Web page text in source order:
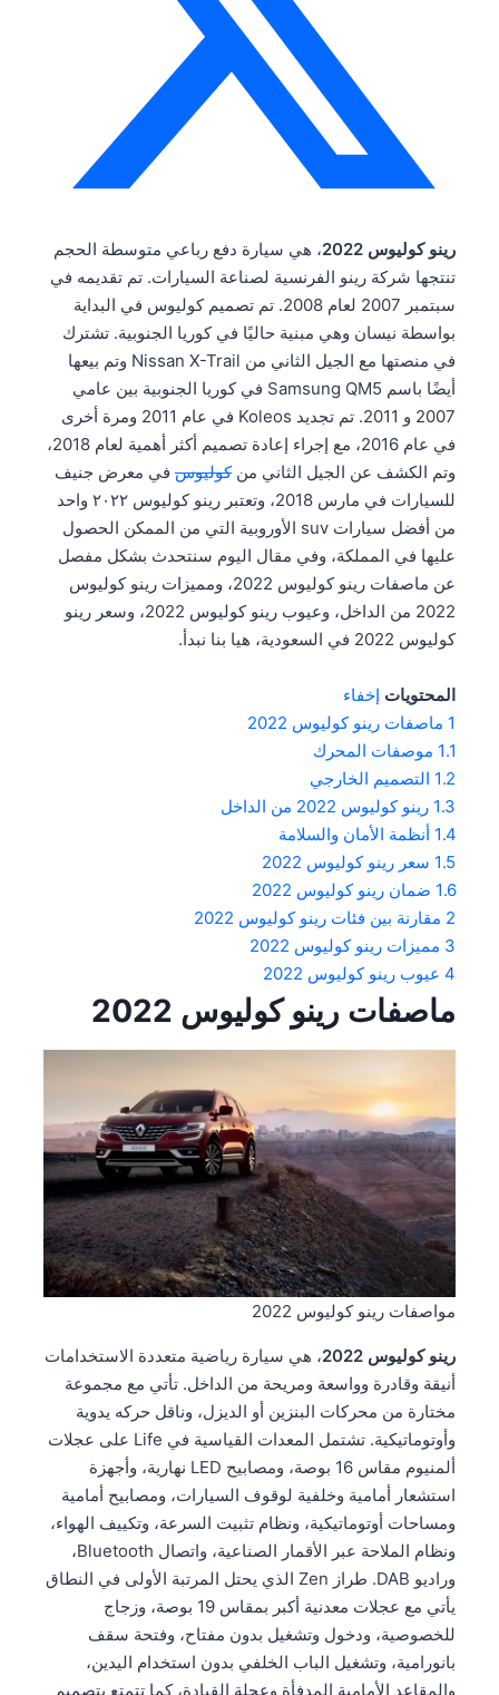
رينو كوليوس 2022
، هي سيارة دفع رباعي متوسطة الحجم
تنتجها شركة رينو الفرنسية لصناعة السيارات. تم تقديمه في
سبتمبر 2007 لعام 2008. تم تصميم كوليوس في البداية
بواسطة نيسان وهي مبنية حاليًا في كوريا الجنوبية. تشترك
في منصتها مع الجيل الثاني من Nissan X-Trail وتم بيعها
أيضًا باسم Samsung QM5 في كوريا الجنوبية بين عامي
2007 و 2011. تم تجديد Koleos في عام 2011 ومرة ​​أخرى
في عام 2016، مع إجراء إعادة تصميم أكثر أهمية لعام 2018،
وتم الكشف عن الجيل الثاني منكوليوس في معرض جنيف
للسيارات في مارس 2018، وتعتبر رينو كوليوس ٢٠٢٢ واحد
من أفضل سيارات suv الأوروبية التي من الممكن الحصول
عليها في المملكة، وفي مقال اليوم سنتحدث بشكل مفصل
عن ماصفات رينو كوليوس 2022، ومميزات رينو كوليوس
2022 من الداخل، وعيوب رينو كوليوس 2022، وسعر رينو
كوليوس 2022 في السعودية، هيا بنا نبدأ.
المحتويات إخفاء
1 ماصفات رينو كوليوس 2022
1.1 موصفات المحرك
1.2 التصميم الخارجي
1.3 رينو كوليوس 2022 من الداخل
1.4 أنظمة الأمان والسلامة
1.5 سعر رينو كوليوس 2022
1.6 ضمان رينو كوليوس 2022
2 مقارنة بين فئات رينو كوليوس 2022
3 مميزات رينو كوليوس 2022
4 عيوب رينو كوليوس 2022
ماصفات رينو كوليوس 2022
مواصفات رينو كوليوس 2022
رينو كوليوس 2022
، هي سيارة رياضية متعددة الاستخدامات
أنيقة وقادرة وواسعة ومريحة من الداخل. تأتي مع مجموعة
مختارة من محركات البنزين أو الديزل، وناقل حركه يدوية
وأوتوماتيكية. تشتمل المعدات القياسية في Life على عجلات
ألمنيوم مقاس 16 بوصة، ومصابيح LED نهارية، وأجهزة
استشعار أمامية وخلفية لوقوف السيارات، ومصابيح أمامية
ومساحات أوتوماتيكية، ونظام تثبيت السرعة، وتكييف الهواء،
ونظام الملاحة عبر الأقمار الصناعية، واتصال Bluetooth،
وراديو DAB. طراز Zen الذي يحتل المرتبة الأولى في النطاق
يأتي مع عجلات معدنية أكبر بمقاس 19 بوصة، وزجاج
للخصوصية، ودخول وتشغيل بدون مفتاح، وفتحة سقف
بانورامية، وتشغيل الباب الخلفي بدون استخدام اليدين،
والمقاعد الأمامية المدفأة وعجلة القيادة، كما تتمتع بتصميم